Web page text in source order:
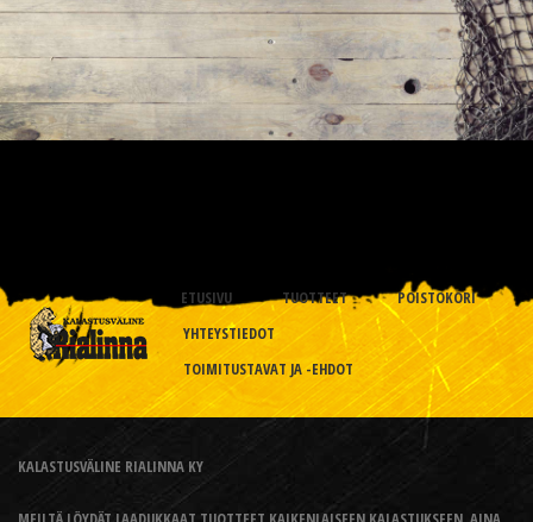
ETUSIVU TUOTTEET
POISTOKORI
YHTEYSTIEDOT
TOIMITUSTAVAT JA -EHDOT
KALASTUSVÄLINE RIALINNA KY